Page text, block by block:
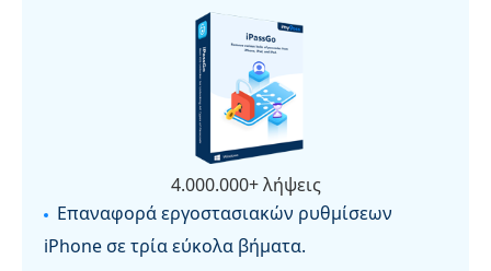
4.000.000+ λήψεις
Επαναφορά εργοστασιακών ρυθμίσεων
iPhone σε τρία εύκολα βήματα.